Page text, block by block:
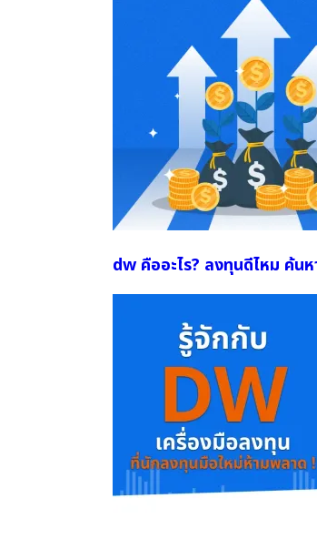
dw คืออะไร? ลงทุนดีไหม ค้น